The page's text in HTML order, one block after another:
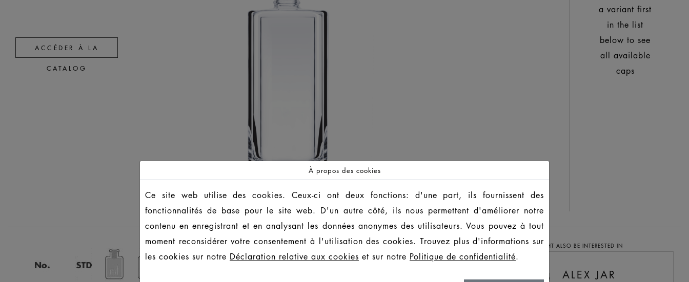
a variant first
in the list
below to see
all available
caps
ACCÉDER À LA
CATALOG
YOU MIGHT ALSO BE INTERESTED IN
ALEX JAR
À propos des cookies
Ce site web utilise des cookies. Ceux-ci ont deux fonctions: d'une part, ils fournissent des
fonctionnalités de base pour le site web. D'un autre côté, ils nous permettent d'améliorer notre
contenu en enregistrant et en analysant les données anonymes des utilisateurs. Vous pouvez à tout
moment reconsidérer votre consentement à l'utilisation des cookies. Trouvez plus d'informations sur
les cookies sur notre Déclaration relative aux cookies et sur notre Politique de confidentialité.